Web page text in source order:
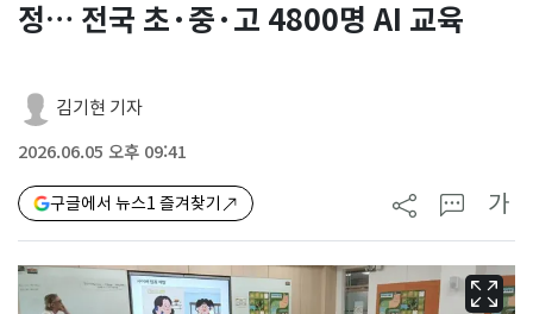
정… 전국 초·중·고 4800명 AI 교육
김기현 기자
2026.06.05 오후 09:41
구글에서 뉴스1 즐겨찾기 가